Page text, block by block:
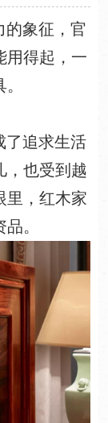
的象征，官
用得起，一
了追求生活
，也受到越
里，红木家
。